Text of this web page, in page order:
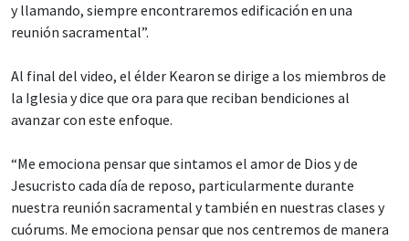
y llamando, siempre encontraremos edificación en una
reunión sacramental”.
Al final del video, el élder Kearon se dirige a los miembros de
la Iglesia y dice que ora para que reciban bendiciones al
avanzar con este enfoque.
“Me emociona pensar que sintamos el amor de Dios y de
Jesucristo cada día de reposo, particularmente durante
nuestra reunión sacramental y también en nuestras clases y
cuórums. Me emociona pensar que nos centremos de manera